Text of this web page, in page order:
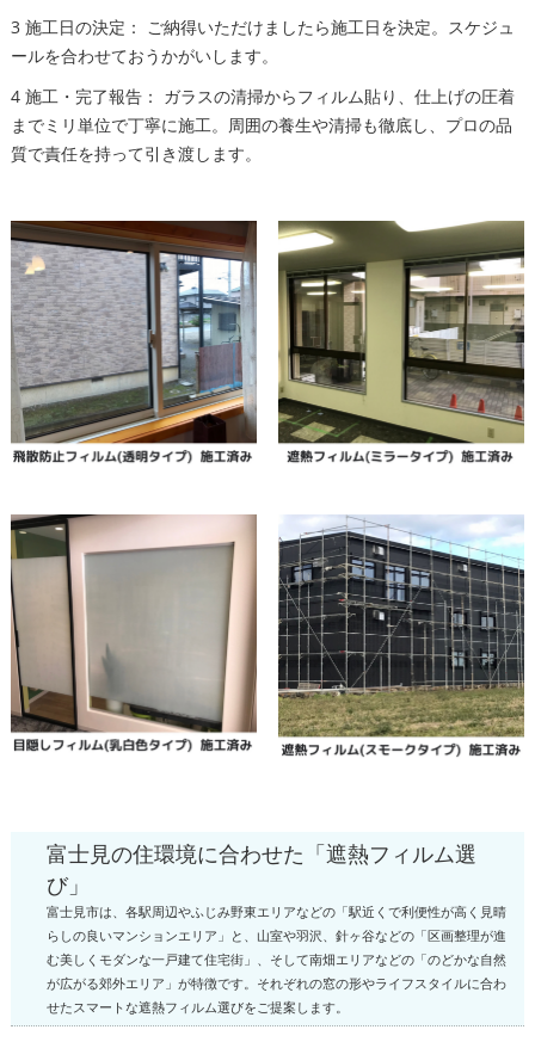
3 施工日の決定： ご納得いただけましたら施工日を決定。スケジュ
ールを合わせておうかがいします。
4 施工・完了報告： ガラスの清掃からフィルム貼り、仕上げの圧着
までミリ単位で丁寧に施工。周囲の養生や清掃も徹底し、プロの品
質で責任を持って引き渡します。
富士見の住環境に合わせた「遮熱フィルム選
び」
富士見市は、各駅周辺やふじみ野東エリアなどの「駅近くで利便性が高く見晴
らしの良いマンションエリア」と、山室や羽沢、針ヶ谷などの「区画整理が進
む美しくモダンな一戸建て住宅街」、そして南畑エリアなどの「のどかな自然
が広がる郊外エリア」が特徴です。それぞれの窓の形やライフスタイルに合わ
せたスマートな遮熱フィルム選びをご提案します。